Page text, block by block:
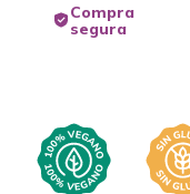
Compra
segura